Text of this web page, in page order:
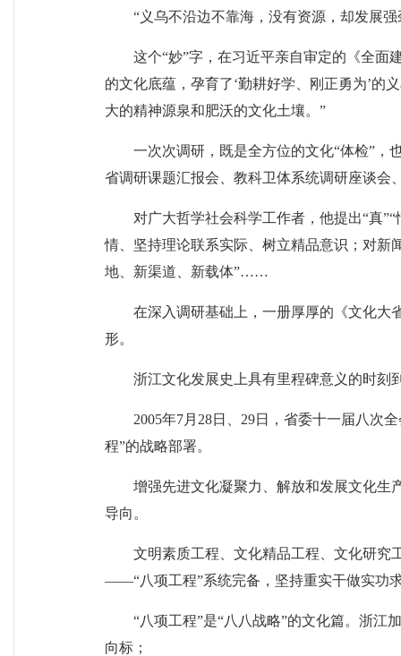
“义乌不沿边不靠海，没有资源，却发展
这个“妙”字，在习近平亲自审定的《全
的文化底蕴，孕育了‘勤耕好学、刚正勇为’的
大的精神源泉和肥沃的文化土壤。”
一次次调研，既是全方位的文化“体检”，
省调研课题汇报会、教科卫体系统调研座谈会
对广大哲学社会科学工作者，他提出“真
情、坚持理论联系实际、树立精品意识；对新
地、新渠道、新载体”……
在深入调研基础上，一册厚厚的《文化大
形。
浙江文化发展史上具有里程碑意义的时
2005年7月28日、29日，省委十一届八次
程”的战略部署。
增强先进文化凝聚力、解放和发展文化
导向。
文明素质工程、文化精品工程、文化研究
——“八项工程”系统完备，坚持重实干做实功
“八项工程”是“八八战略”的文化篇。浙江
向标；